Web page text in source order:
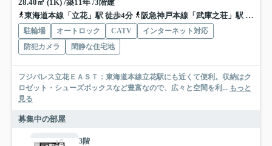
28.40㎡ (1K) /築11年 /3階建
東海道本線「立花」駅 徒歩4分
阪急神戸本線「武庫之荘」駅 バス9分 阪神バス「ＪＲ立花〔上〕」 停歩5分
駐輪場 オートロック CATV
インターネット対応
防犯カメラ
閑静な住宅地
フジパレス立花ＥＡＳＴ：東海道本線立花駅にも近くて便利。収納はク
ロゼット・シューズボックスなど豊富なので、広々と空間を利... もっと
見る
募集中の部屋
3階